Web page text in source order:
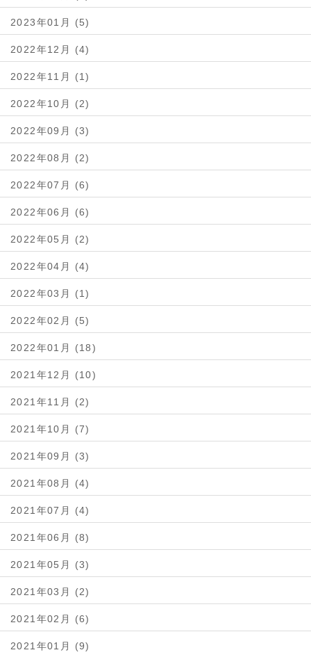
2023年01月 (5)
2022年12月 (4)
2022年11月 (1)
2022年10月 (2)
2022年09月 (3)
2022年08月 (2)
2022年07月 (6)
2022年06月 (6)
2022年05月 (2)
2022年04月 (4)
2022年03月 (1)
2022年02月 (5)
2022年01月 (18)
2021年12月 (10)
2021年11月 (2)
2021年10月 (7)
2021年09月 (3)
2021年08月 (4)
2021年07月 (4)
2021年06月 (8)
2021年05月 (3)
2021年03月 (2)
2021年02月 (6)
2021年01月 (9)